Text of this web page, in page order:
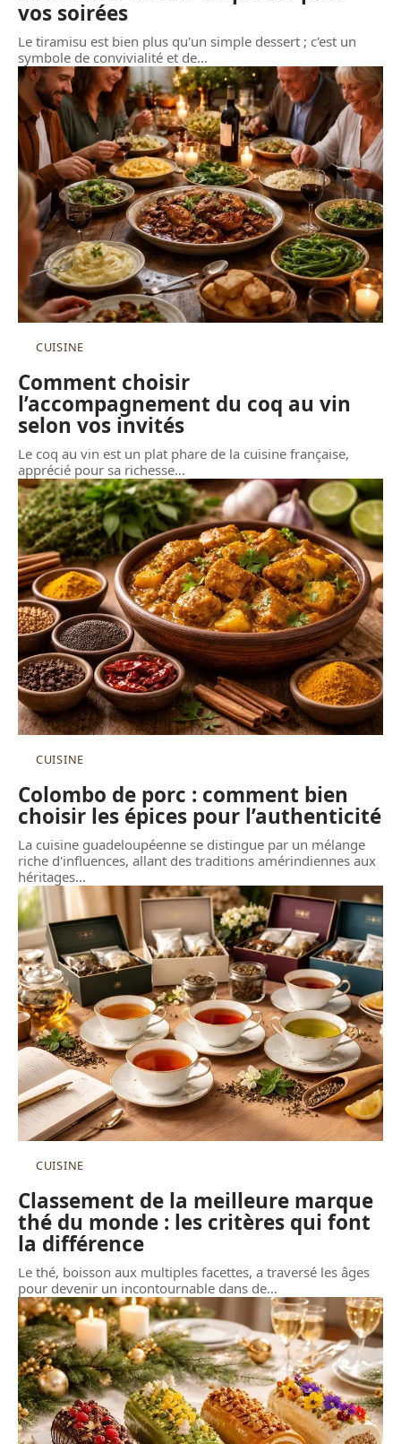
vos soirées
Le tiramisu est bien plus qu'un simple dessert ; c'est un
symbole de convivialité et de…
CUISINE
Comment choisir
l’accompagnement du coq au vin
selon vos invités
Le coq au vin est un plat phare de la cuisine française,
apprécié pour sa richesse…
CUISINE
Colombo de porc : comment bien
choisir les épices pour l’authenticité
La cuisine guadeloupéenne se distingue par un mélange
riche d'influences, allant des traditions amérindiennes aux
héritages…
CUISINE
Classement de la meilleure marque
thé du monde : les critères qui font
la différence
Le thé, boisson aux multiples facettes, a traversé les âges
pour devenir un incontournable dans de…